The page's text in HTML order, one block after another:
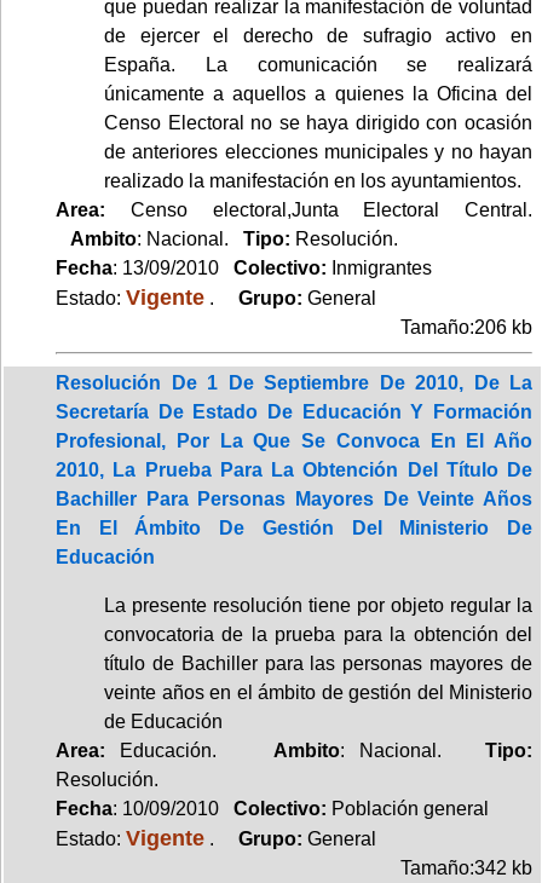
que puedan realizar la manifestación de voluntad
de ejercer el derecho de sufragio activo en
España. La comunicación se realizará
únicamente a aquellos a quienes la Oficina del
Censo Electoral no se haya dirigido con ocasión
de anteriores elecciones municipales y no hayan
realizado la manifestación en los ayuntamientos.
Area: Censo electoral,Junta Electoral Central.
Ambito: Nacional. Tipo: Resolución.
Fecha: 13/09/2010 Colectivo: Inmigrantes
Estado: Vigente . Grupo: General
Tamaño:206 kb
Resolución De 1 De Septiembre De 2010, De La
Secretaría De Estado De Educación Y Formación
Profesional, Por La Que Se Convoca En El Año
2010, La Prueba Para La Obtención Del Título De
Bachiller Para Personas Mayores De Veinte Años
En El Ámbito De Gestión Del Ministerio De
Educación
La presente resolución tiene por objeto regular la
convocatoria de la prueba para la obtención del
título de Bachiller para las personas mayores de
veinte años en el ámbito de gestión del Ministerio
de Educación
Area: Educación. Ambito: Nacional.Tipo:
Resolución.
Fecha: 10/09/2010 Colectivo: Población general
Estado: Vigente . Grupo: General
Tamaño:342 kb